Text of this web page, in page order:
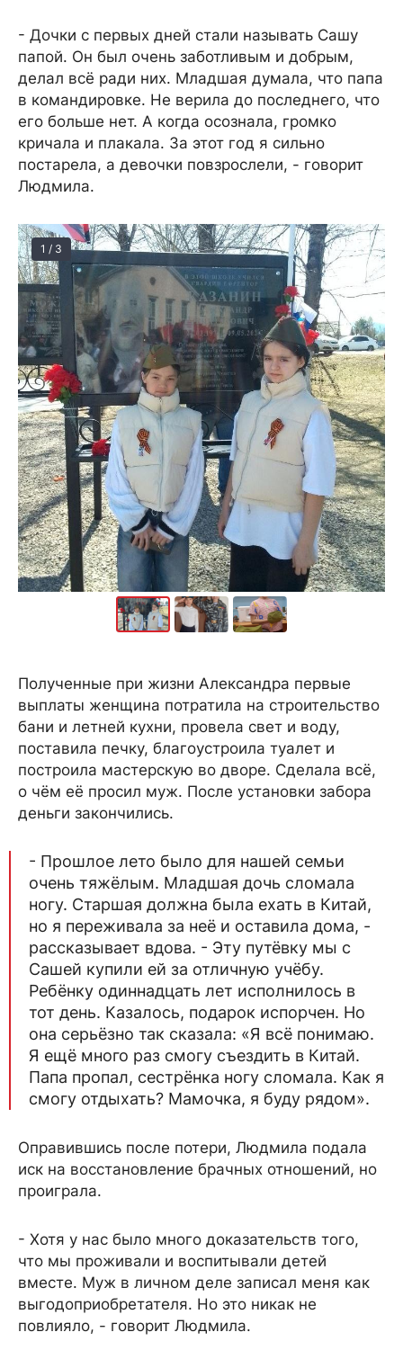
- Дочки с первых дней стали называть Сашу
папой. Он был очень заботливым и добрым,
делал всё ради них. Младшая думала, что папа
в командировке. Не верила до последнего, что
его больше нет. А когда осознала, громко
кричала и плакала. За этот год я сильно
постарела, а девочки повзрослели, - говорит
Людмила.
1 / 3
Полученные при жизни Александра первые
выплаты женщина потратила на строительство
бани и летней кухни, провела свет и воду,
поставила печку, благоустроила туалет и
построила мастерскую во дворе. Сделала всё,
о чём её просил муж. После установки забора
деньги закончились.
- Прошлое лето было для нашей семьи
очень тяжёлым. Младшая дочь сломала
ногу. Старшая должна была ехать в Китай,
но я переживала за неё и оставила дома, -
рассказывает вдова. - Эту путёвку мы с
Сашей купили ей за отличную учёбу.
Ребёнку одиннадцать лет исполнилось в
тот день. Казалось, подарок испорчен. Но
она серьёзно так сказала: «Я всё понимаю.
Я ещё много раз смогу съездить в Китай.
Папа пропал, сестрёнка ногу сломала. Как я
смогу отдыхать? Мамочка, я буду рядом».
Оправившись после потери, Людмила подала
иск на восстановление брачных отношений, но
проиграла.
- Хотя у нас было много доказательств того,
что мы проживали и воспитывали детей
вместе. Муж в личном деле записал меня как
выгодоприобретателя. Но это никак не
повлияло, - говорит Людмила.